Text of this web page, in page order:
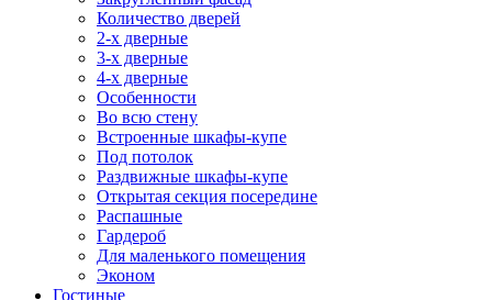
Количество дверей
2-х дверные
3-х дверные
4-х дверные
Особенности
Во всю стену
Встроенные шкафы-купе
Под потолок
Раздвижные шкафы-купе
Открытая секция посередине
Распашные
Гардероб
Для маленького помещения
Эконом
Гостиные